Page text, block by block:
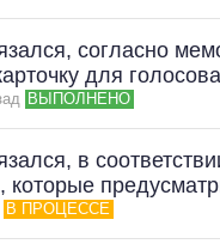
согласно
для
ВЫПОЛНЕНО
в
которые
В ПРОЦЕССЕ